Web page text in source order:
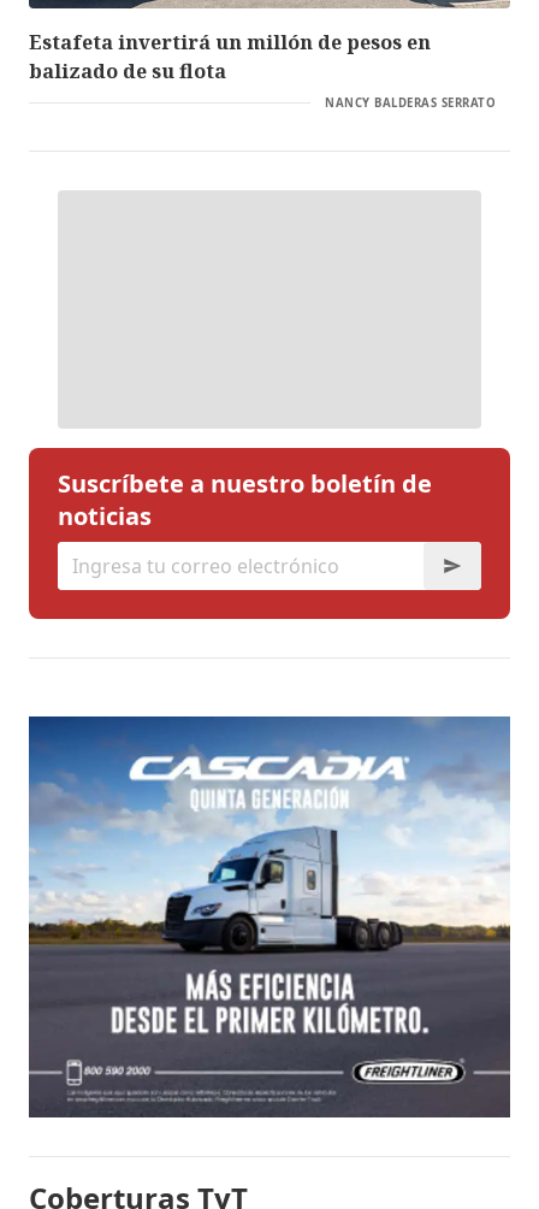
Estafeta invertirá un millón de pesos en
balizado de su flota
NANCY BALDERAS SERRATO
Suscríbete a nuestro boletín de
noticias
Coberturas TyT